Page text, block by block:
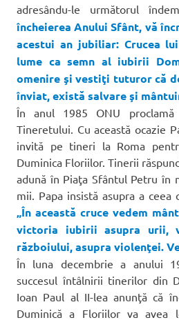
adresându-le următorul
încheierea Anului Sfânt, vă
acestui an jubiliar: Crucea
lume ca semn al iubirii
omenire şi vestiţi tuturor că
înviat, există salvare şi
În anul 1985 ONU
Tineretului. Cu această ocazie
invită pe tineri la Roma
Duminica Floriilor. Tinerii
adună în Piaţa Sfântul Petru în
mii. Papa insistă asupra a ceea
„În această cruce vedem
victoria iubirii asupra urii,
războiului, asupra violenţei.
În luna decembrie a anului
succesul întâlnirii tinerilor din
Ioan Paul al II-lea anunţă că
Duminică a Floriilor va avea